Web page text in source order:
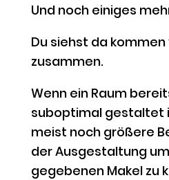
Und noch einiges
Du siehst da
zusammen.
Wenn ein Raum
suboptimal gestaltet
meist noch größere
der Ausgestaltung
gegebenen Makel zu